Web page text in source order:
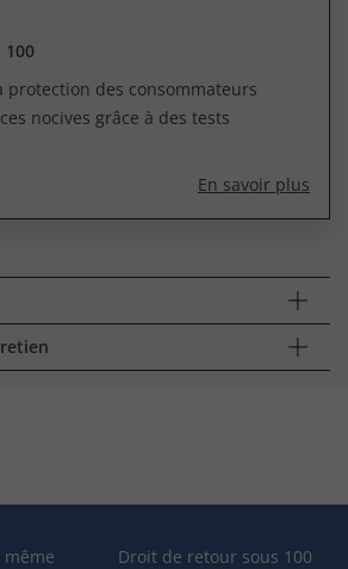
100
protection des consommateurs
nocives grâce à des tests
En savoir plus
Droit de retour sous 100